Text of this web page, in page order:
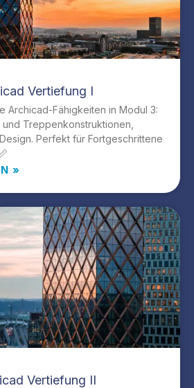
Vertiefung I
Archicad-Fähigkeiten in Modul 3:
Treppenkonstruktionen,
Perfekt für Fortgeschrittene
»
Vertiefung II